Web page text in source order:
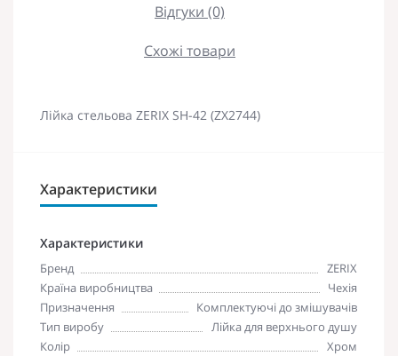
Відгуки (0)
Схожі товари
Лійка стельова ZERIX SH-42 (ZX2744)
Характеристики
Характеристики
Бренд
ZERIX
Країна виробництва
Чехія
Призначення
Комплектуючі до змішувачів
Тип виробу
Лійка для верхнього душу
Колір
Хром